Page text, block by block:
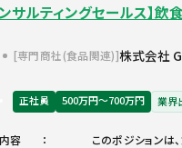
ンサルティングセールス】
専門商社(食品関連) 株式会社
正社員 500万円〜700万円 業界
容
このポジションは